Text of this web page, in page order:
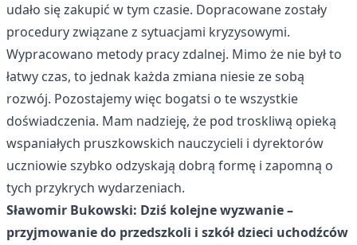
udało się zakupić w tym czasie. Dopracowane zostały
procedury związane z sytuacjami kryzysowymi.
Wypracowano metody pracy zdalnej. Mimo że nie był to
łatwy czas, to jednak każda zmiana niesie ze sobą
rozwój. Pozostajemy więc bogatsi o te wszystkie
doświadczenia. Mam nadzieję, że pod troskliwą opieką
wspaniałych pruszkowskich nauczycieli i dyrektorów
uczniowie szybko odzyskają dobrą formę i zapomną o
tych przykrych wydarzeniach.
Sławomir Bukowski: Dziś kolejne wyzwanie –
przyjmowanie do przedszkoli i szkół dzieci uchodźców